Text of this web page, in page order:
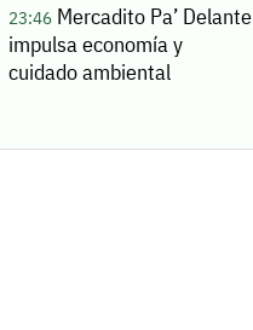
23:46Mercadito Pa’ Delante
impulsa economía y
cuidado ambiental